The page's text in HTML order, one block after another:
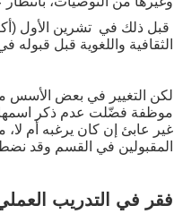
الثقافية واللغوية قبل
لكن التغيير في بعض الأسس
موظفة فضّلت عدم ذكر اسمها
غير عابئ إن كان يرغبه أم
المقبولين في القسم وقد
فقر في التدريب